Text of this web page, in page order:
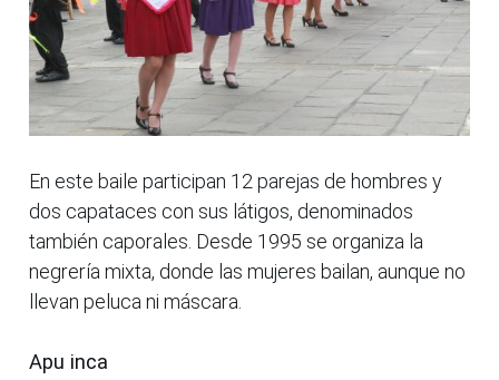
En este baile participan 12 parejas de hombres y
dos capataces con sus látigos, denominados
también caporales. Desde 1995 se organiza la
negrería mixta, donde las mujeres bailan, aunque no
llevan peluca ni máscara.
Apu inca